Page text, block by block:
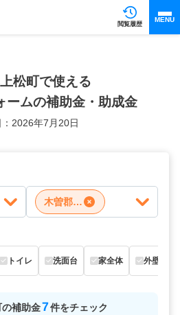
閲覧履歴
MENU
松町で使える
ームの補助金・助成金
2026年7月20日
木曽郡上松町
トイレ 洗面台 家全体 外壁
の補助金7件をチェック